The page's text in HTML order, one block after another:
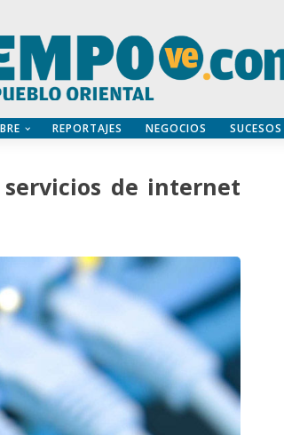
REPORTAJES NEGOCIOS SUCESOS
de internet